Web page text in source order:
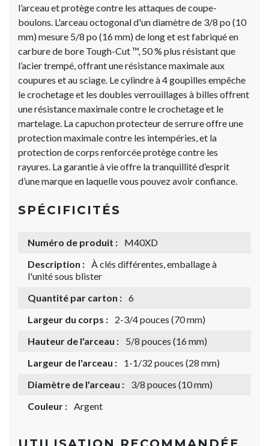
l’arceau et protège contre les attaques de coupe-
boulons. L'arceau octogonal d'un diamètre de 3/8 po (10
mm) mesure 5/8 po (16 mm) de long et est fabriqué en
carbure de bore Tough-Cut ™, 50 % plus résistant que
l’acier trempé, offrant une résistance maximale aux
coupures et au sciage. Le cylindre à 4 goupilles empêche
le crochetage et les doubles verrouillages à billes offrent
une résistance maximale contre le crochetage et le
martelage. La capuchon protecteur de serrure offre une
protection maximale contre les intempéries, et la
protection de corps renforcée protège contre les
rayures. La garantie à vie offre la tranquillité d’esprit
d’une marque en laquelle vous pouvez avoir confiance.
SPÉCIFICITÉS
Numéro de produit :
M40XD
Description : À clés différentes, emballage à
l'unité sous blister
Quantité par carton : 6
Largeur du corps :
2-3/4 pouces (70 mm)
Hauteur de l'arceau :
5/8 pouces (16 mm)
Largeur de l'arceau :
1-1/32 pouces (28 mm)
Diamètre de l'arceau :
3/8 pouces (10 mm)
Couleur : Argent